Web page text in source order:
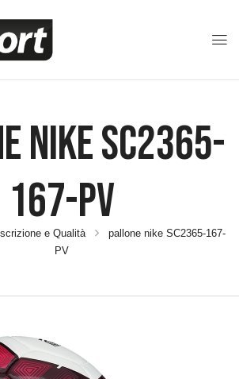
Nike SC2365-
167-PV
e Qualità
pallone nike SC2365-167-
PV